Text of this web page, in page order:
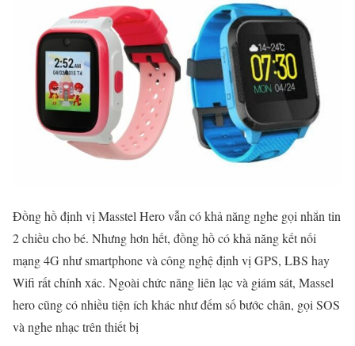
Đồng hồ định vị Masstel Hero vẫn có khả năng nghe gọi nhắn tin
2 chiều cho bé. Nhưng hơn hết, đồng hồ có khả năng kết nối
mạng 4G như smartphone và công nghệ định vị GPS, LBS hay
Wifi rất chính xác. Ngoài chức năng liên lạc và giám sát, Massel
hero cũng có nhiều tiện ích khác như đếm số bước chân, gọi SOS
và nghe nhạc trên thiết bị